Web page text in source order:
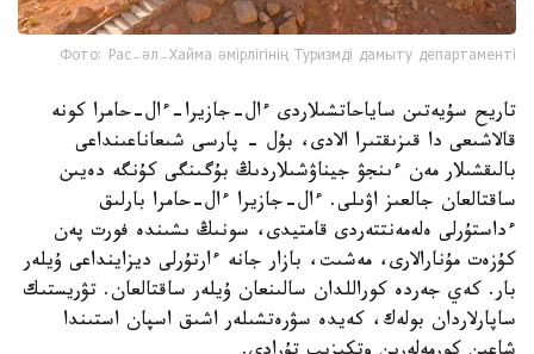
Фото: Рас-әл-Хайма әмірлігінің Туризмді дамыту департаменті
تاريح سۇيەتىن ساياحاتشىلاردى ءال-جازيرا-ءال-حامرا كونە
قالاشىعى دا قىزىقتىرا الادى، بۇل - پارسى شىعاناعىنداعى
بالىقشىلار مەن ءىنجۋ جيناۋشىلاردىڭ بۇگىنگى كۇنگە دەيىن
ساقتالعان جالعىز اۋىلى. ءال-جازيرا ءال-حامرا بارلىق
ءداستۇرلى ەلەمەنتتەردى قامتيدى، سونىڭ ىشىندە فورت پەن
كۇزەت مۇنارالارى، مەشىت، بازار جانە ءارتۇرلى ديزاينداعى ۇيلەر
بار. كەي جەردە كوراللدان سالىنعان ۇيلەر ساقتالعان. تۋريستىك
ساپارلاردان بولەك، كەيدە سۋرەتشىلەر اشىق اسپان استىندا